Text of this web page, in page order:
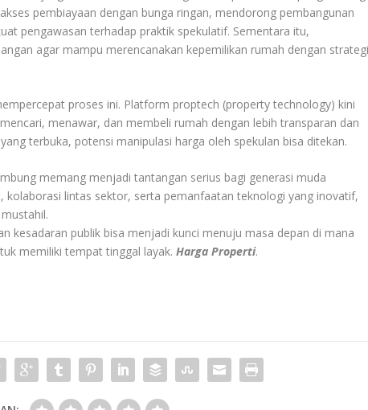
pembiayaan dengan bunga ringan, mendorong pembangunan
pengawasan terhadap praktik spekulatif. Sementara itu,
agar mampu merencanakan kepemilikan rumah dengan
proses ini. Platform proptech (property technology) kini
menawar, dan membeli rumah dengan lebih transparan dan
terbuka, potensi manipulasi harga oleh spekulan bisa ditekan.
memang menjadi tantangan serius bagi generasi muda
kolaborasi lintas sektor, serta pemanfaatan teknologi yang inovatif,
kesadaran publik bisa menjadi kunci menuju masa depan di mana
memiliki tempat tinggal layak.Harga Properti.